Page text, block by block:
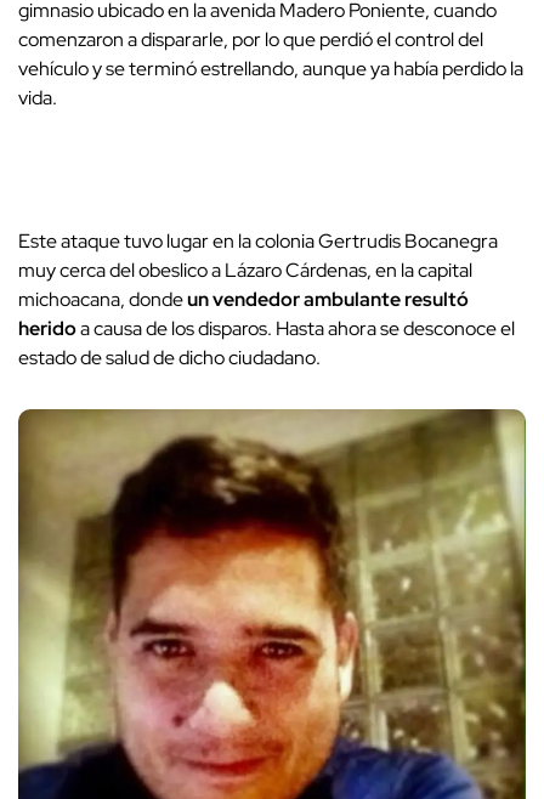
gimnasio ubicado en la avenida Madero Poniente, cuando
comenzaron a dispararle, por lo que perdió el control del
vehículo y se terminó estrellando, aunque ya había perdido la
vida.
Este ataque tuvo lugar en la colonia Gertrudis Bocanegra
muy cerca del obeslico a Lázaro Cárdenas, en la capital
michoacana, dondeun vendedor ambulante resultó
heridoa causa de los disparos. Hasta ahora se desconoce el
estado de salud de dicho ciudadano.